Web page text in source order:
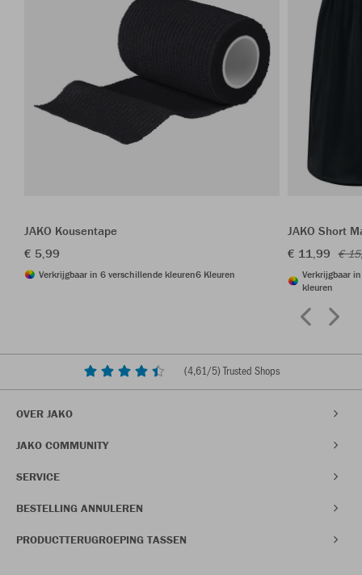
JAKO Kousentape
€ 5,99
Verkrijgbaar in 6 verschillende kleuren6 Kleuren
JAKO Short
€ 11,99 €
Verkrijgbaar
kleuren
(4,61/5) Trusted Shops
OVER JAKO
JAKO COMMUNITY
SERVICE
BESTELLING ANNULEREN
PRODUCTTERUGROEPING TASSEN